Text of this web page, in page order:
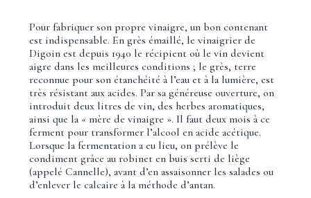
Pour fabriquer son propre vinaigre, un bon contenant
est indispensable. En grès émaillé, le vinaigrier de
Digoin est depuis 1940 le récipient où le vin devient
aigre dans les meilleures conditions ; le grès, terre
reconnue pour son étanchéité à l’eau et à la lumière, est
très résistant aux acides. Par sa généreuse ouverture, on
introduit deux litres de vin, des herbes aromatiques,
ainsi que la « mère de vinaigre ». Il faut deux mois à ce
ferment pour transformer l’alcool en acide acétique.
Lorsque la fermentation a eu lieu, on prélève le
condiment grâce au robinet en buis serti de liège
(appelé Cannelle), avant d’en assaisonner les salades ou
d’enlever le calcaire à la méthode d’antan.